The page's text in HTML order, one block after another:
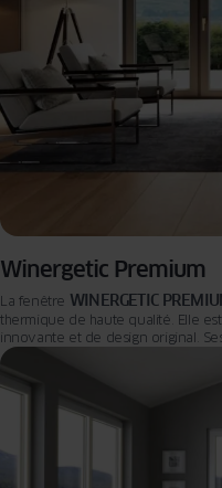
Winergetic Premium
La fenêtre WINERGETIC
thermique de haute qualité. Elle
innovante et de design original. Ses propriétés d’isolation thermique
exceptionnelles se traduisent par